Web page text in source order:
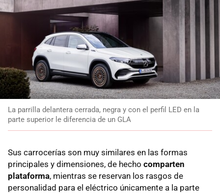
La parrilla delantera cerrada, negra y con el perfil LED en la
parte superior le diferencia de un GLA
Sus carrocerías son muy similares en las formas
principales y dimensiones, de hecho comparten
plataforma, mientras se reservan los rasgos de
personalidad para el eléctrico únicamente a la parte